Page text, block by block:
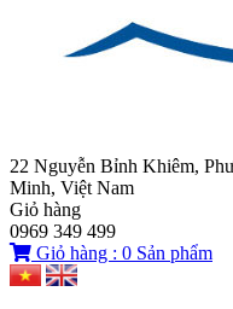
22 Nguyễn Bỉnh Khiêm,
Minh, Việt Nam
Giỏ hàng
0969 349 499
Giỏ hàng : 0 Sản phẩm